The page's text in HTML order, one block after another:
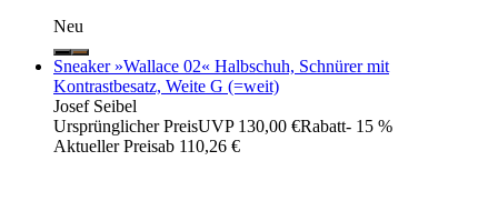
Neu
Sneaker »Wallace 02« Halbschuh, Schnürer mit
Kontrastbesatz, Weite G (=weit)
Josef Seibel
Ursprünglicher PreisUVP 130,00 €Rabatt- 15 %
Aktueller Preisab 110,26 €